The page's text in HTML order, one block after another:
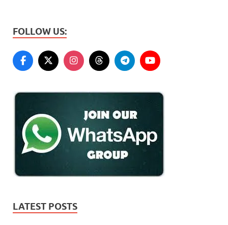
FOLLOW US:
LATEST POSTS